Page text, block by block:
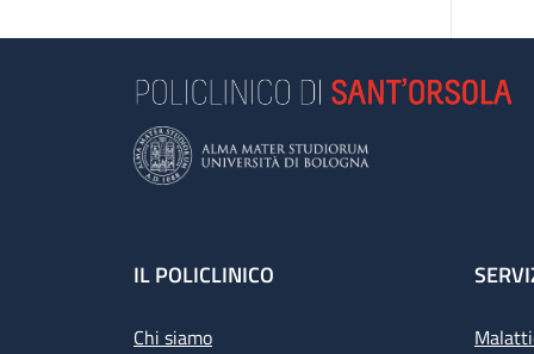
Footer
IL POLICLINICO
Chi siamo